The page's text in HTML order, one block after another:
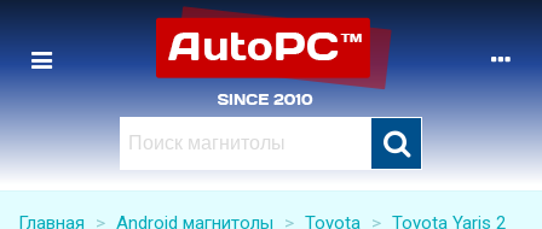
Главная > Android магнитолы > Toyota > Toyota Yaris 2